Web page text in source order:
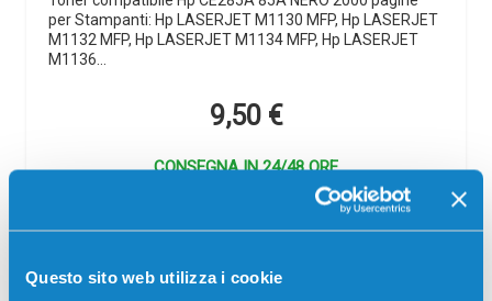
Questo sito web utilizza i cookie
per Stampanti: Hp LASERJET M1130 MFP, Hp LASERJET
M1132 MFP, Hp LASERJET M1134 MFP, Hp LASERJET
M1136…
9,50 €
CONSEGNA IN 24/48 ORE